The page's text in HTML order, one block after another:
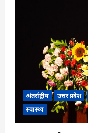
अंतर्राष्ट्रीय उत्तर प्रदेश
स्वास्थ्य